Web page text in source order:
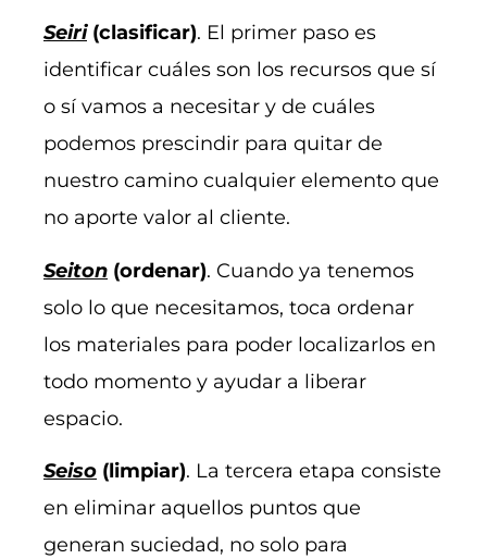
Seiri(clasificar). El primer paso es
identificar cuáles son los recursos que sí
o sí vamos a necesitar y de cuáles
podemos prescindir para quitar de
nuestro camino cualquier elemento que
no aporte valor al cliente.
Seiton (ordenar). Cuando ya tenemos
solo lo que necesitamos, toca ordenar
los materiales para poder localizarlos en
todo momento y ayudar a liberar
espacio.
Seiso (limpiar). La tercera etapa consiste
en eliminar aquellos puntos que
generan suciedad, no solo para